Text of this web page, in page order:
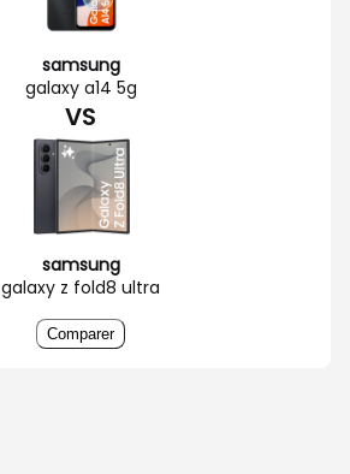
samsung
galaxy a14 5g
VS
samsung
galaxy z fold8 ultra
Comparer